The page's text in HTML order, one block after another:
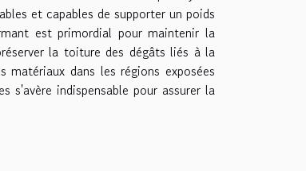
et capables de supporter un poids
est primordial pour maintenir la
la toiture des dégâts liés à la
dans les régions exposées
s'avère indispensable pour assurer la